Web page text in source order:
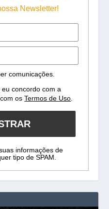
Newsletter!
comunicações.
concordo com a
osTermos de Uso
informações de
tipo de SPAM.